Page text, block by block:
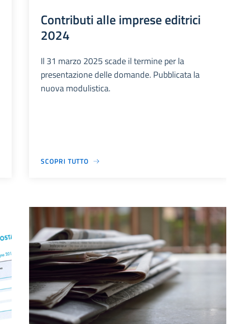
Contributi alle imprese editrici
2024
Il 31 marzo 2025 scade il termine per la
presentazione delle domande. Pubblicata la
nuova modulistica.
SCOPRI TUTTO